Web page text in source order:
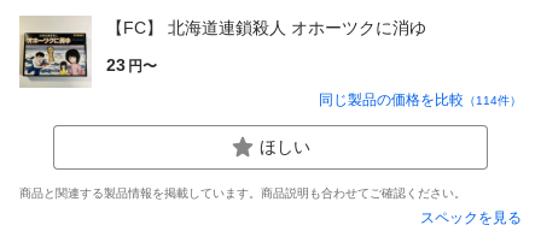
【FC】 北海道連鎖殺人 オホーツクに消ゆ
23 円〜
同じ製品の価格を比較 （114件）
ほしい
商品と関連する製品情報を掲載しています。商品説明も合わせてご確認ください。
スペックを見る